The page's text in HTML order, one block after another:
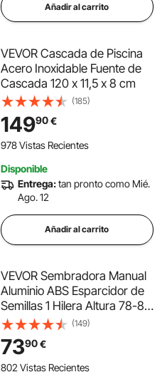
Añadir al carrito
VEVOR Cascada de Piscina
Acero Inoxidable Fuente de
Cascada 120 x 11,5 x 8 cm
(185)
14990€
978 Vistas Recientes
Disponible
Entrega:tan pronto como Mié.
Ago. 12
Añadir al carrito
VEVOR Sembradora Manual
Aluminio ABS Esparcidor de
Semillas 1 Hilera Altura 78-84
cm Sembradora Manual
Monofila con 6 Placas de
Semillas Sembradora Manual
de Precisión 2 Ruedas 5 cm
(149)
7390€
802 Vistas Recientes